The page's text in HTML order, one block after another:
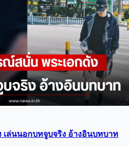
ล่นนอกบทจูบจริง อ้างอินบทบาท